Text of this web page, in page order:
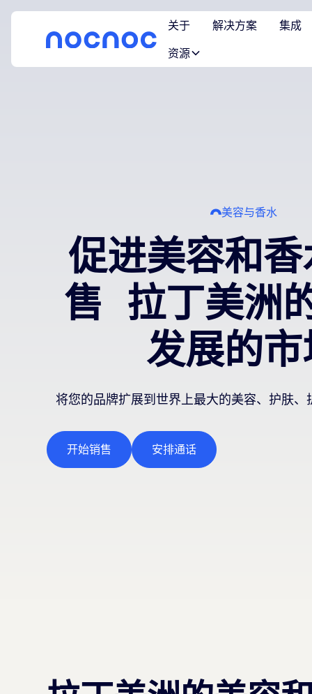
关于 解决方案
集成
资源
美容与香水
促进美容和
售 拉丁美洲
发展的
将您的品牌扩展到世界上最大的美容、护肤
开始销售 安排通话